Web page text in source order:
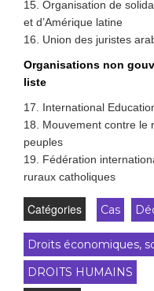
15. Organisation de
et d’Amérique latine
16. Union des juristes
Organisations non
liste
17. International
18. Mouvement contre le
peuples
19. Fédération
ruraux catholiques
Catégories Cas
Droits économiques,
DROITS HUMAINS